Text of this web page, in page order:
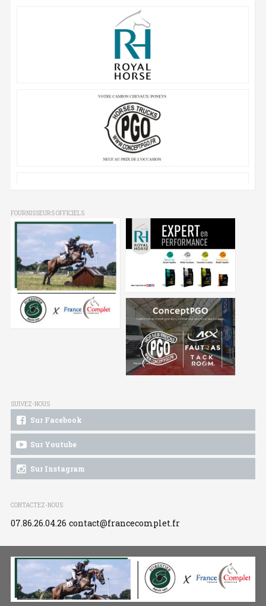
FOURNISSEURS OFFICIELS
SUIVEZ-NOUS
Sur Facebook
Sur Youtube
Sur Instagram
CONTACTEZ-NOUS
07.86.26.04.26 contact@francecomplet.fr